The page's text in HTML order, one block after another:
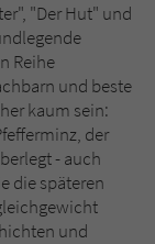
"Der Hut" und
Reihe
und beste
kaum sein:
der
- auch
die späteren
und